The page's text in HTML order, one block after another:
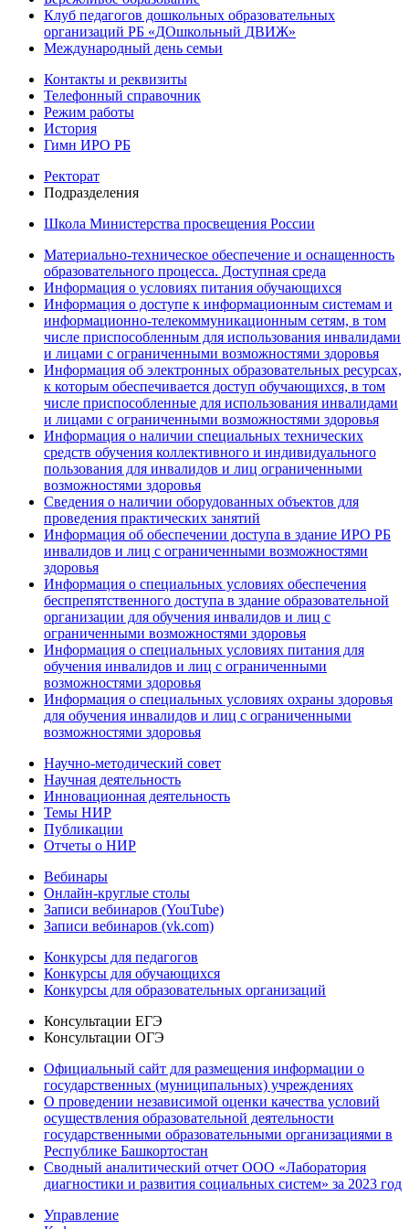
Клуб педагогов дошкольных образовательных
организаций РБ «ДОшкольный ДВИЖ»
Международный день семьи
Контакты и реквизиты
Телефонный справочник
Режим работы
История
Гимн ИРО РБ
Ректорат
Подразделения
Школа Министерства просвещения России
Материально-техническое обеспечение и оснащенность
образовательного процесса. Доступная среда
Информация о условиях питания обучающихся
Информация о доступе к информационным системам и
информационно-телекоммуникационным сетям, в том
числе приспособленным для использования инвалидами
и лицами с ограниченными возможностями здоровья
Информация об электронных образовательных ресурсах,
к которым обеспечивается доступ обучающихся, в том
числе приспособленные для использования инвалидами
и лицами с ограниченными возможностями здоровья
Информация о наличии специальных технических
средств обучения коллективного и индивидуального
пользования для инвалидов и лиц ограниченными
возможностями здоровья
Сведения о наличии оборудованных объектов для
проведения практических занятий
Информация об обеспечении доступа в здание ИРО РБ
инвалидов и лиц с ограниченными возможностями
здоровья
Информация о специальных условиях обеспечения
беспрепятственного доступа в здание образовательной
организации для обучения инвалидов и лиц с
ограниченными возможностями здоровья
Информация о специальных условиях питания для
обучения инвалидов и лиц с ограниченными
возможностями здоровья
Информация о специальных условиях охраны здоровья
для обучения инвалидов и лиц с ограниченными
возможностями здоровья
Научно-методический совет
Научная деятельность
Инновационная деятельность
Темы НИР
Публикации
Отчеты о НИР
Вебинары
Онлайн-круглые столы
Записи вебинаров (YouTube)
Записи вебинаров (vk.com)
Конкурсы для педагогов
Конкурсы для обучающихся
Конкурсы для образовательных организаций
Консультации ЕГЭ
Консультации ОГЭ
Официальный сайт для размещения информации о
государственных (муниципальных) учреждениях
О проведении независимой оценки качества условий
осуществления образовательной деятельности
государственными образовательными организациями в
Республике Башкортостан
Сводный аналитический отчет ООО «Лаборатория
диагностики и развития социальных систем» за 2023 год
Управление